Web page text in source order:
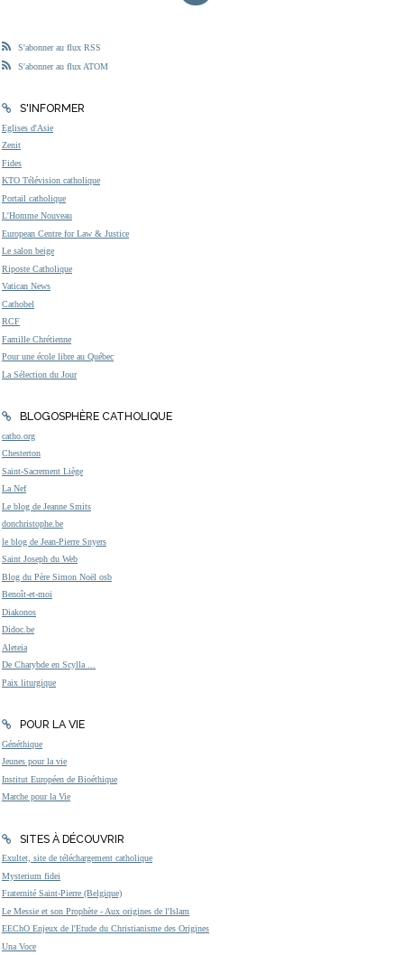
S'abonner au flux RSS
S'abonner au flux ATOM
S'INFORMER
Eglises d'Asie
Zenit
Fides
KTO Télévision catholique
Portail catholique
L'Homme Nouveau
European Centre for Law & Justice
Le salon beige
Riposte Catholique
Vatican News
Cathobel
RCF
Famille Chrétienne
Pour une école libre au Québec
La Sélection du Jour
BLOGOSPHÈRE CATHOLIQUE
catho.org
Chesterton
Saint-Sacrement Liège
La Nef
Le blog de Jeanne Smits
donchristophe.be
le blog de Jean-Pierre Snyers
Saint Joseph du Web
Blog du Père Simon Noël osb
Benoît-et-moi
Diakonos
Didoc.be
Aleteia
De Charybde en Scylla ...
Paix liturgique
POUR LA VIE
Généthique
Jeunes pour la vie
Institut Européen de Bioéthique
Marche pour la Vie
SITES À DÉCOUVRIR
Exultet, site de téléchargement catholique
Mysterium fidei
Fraternité Saint-Pierre (Belgique)
Le Messie et son Prophète - Aux origines de l'Islam
EEChO Enjeux de l'Etude du Christianisme des Origines
Una Voce